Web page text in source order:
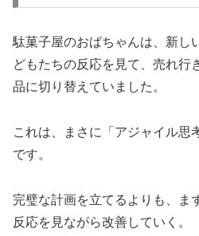
駄菓子屋のおばちゃんは、新し
どもたちの反応を見て、売れ行
品に切り替えていました。
これは、まさに「アジャイル思
です。
完璧な計画を立てるよりも、ま
反応を見ながら改善していく。